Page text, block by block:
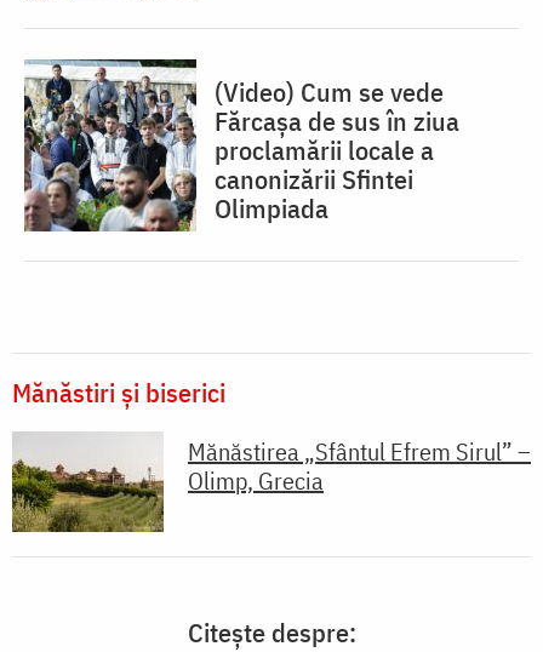
(Video) Cum se vede
Fărcașa de sus în ziua
proclamării locale a
canonizării Sfintei
Olimpiada
Mănăstiri și biserici
Mănăstirea „Sfântul Efrem Sirul” –
Olimp, Grecia
Citește despre: